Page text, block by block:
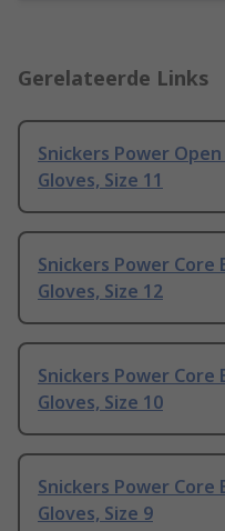
Gerelateerde Links
Snickers Power
Gloves, Size 11
Snickers Power Core
Gloves, Size 12
Snickers Power Core
Gloves, Size 10
Snickers Power Core
Gloves, Size 9